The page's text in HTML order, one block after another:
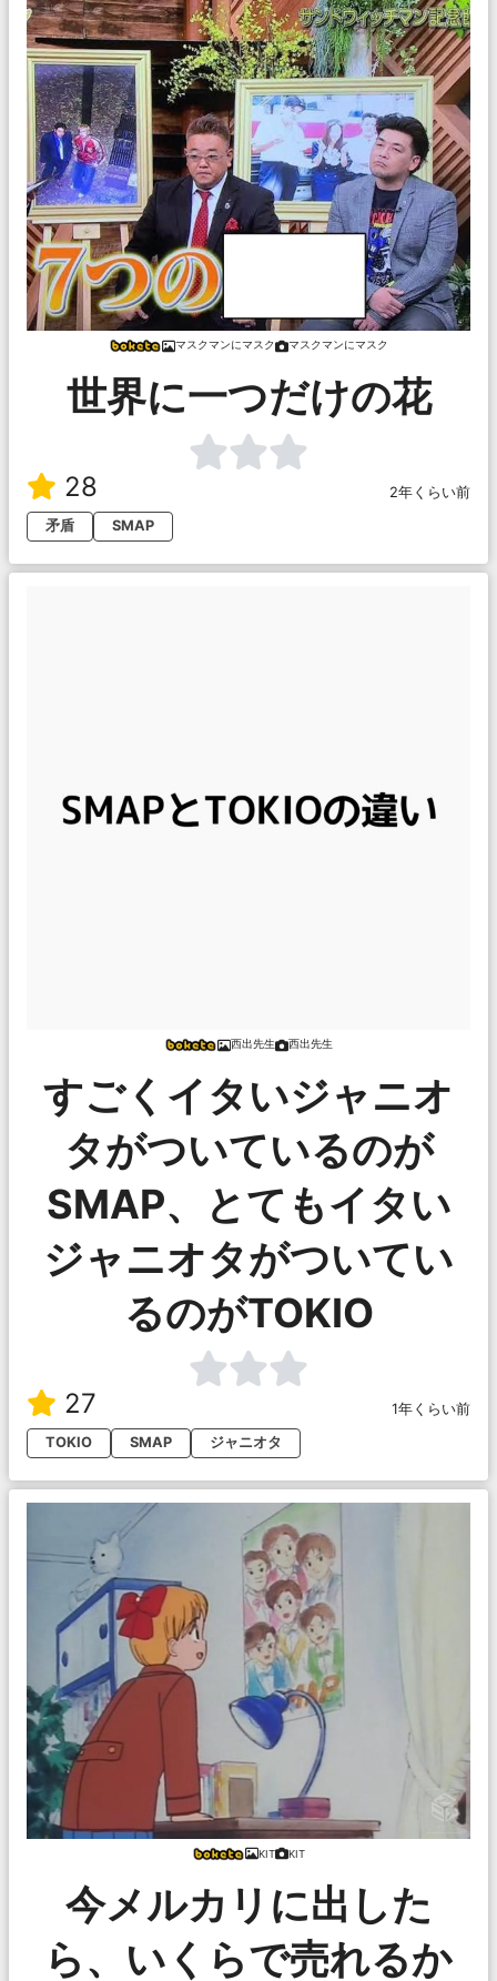
マスクマンにマスク マスクマンにマスク
世界に一つだけの花
28
2年くらい前
矛盾
SMAP
西出先生 西出先生
すごくイタいジャニオ
タがついているのが
SMAP、とてもイタい
ジャニオタがついてい
るのがTOKIO
27
1年くらい前
TOKIO
SMAP ジャニオタ
KIT KIT
今メルカリに出した
ら、いくらで売れるか